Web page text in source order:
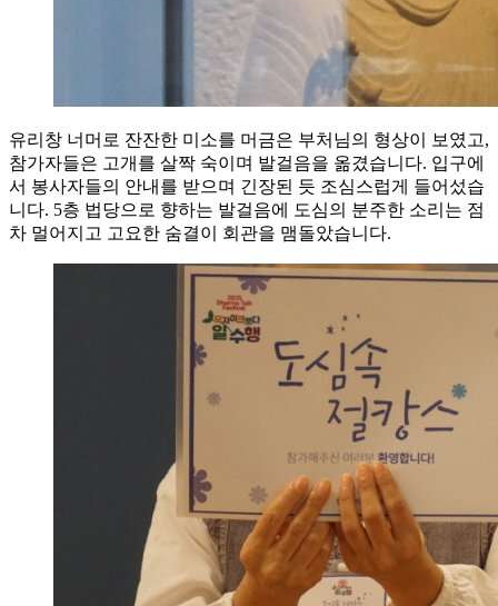
유리창 너머로 잔잔한 미소를 머금은 부처님의 형상이 보였고,
참가자들은 고개를 살짝 숙이며 발걸음을 옮겼습니다. 입구에
서 봉사자들의 안내를 받으며 긴장된 듯 조심스럽게 들어섰습
니다. 5층 법당으로 향하는 발걸음에 도심의 분주한 소리는 점
차 멀어지고 고요한 숨결이 회관을 맴돌았습니다.